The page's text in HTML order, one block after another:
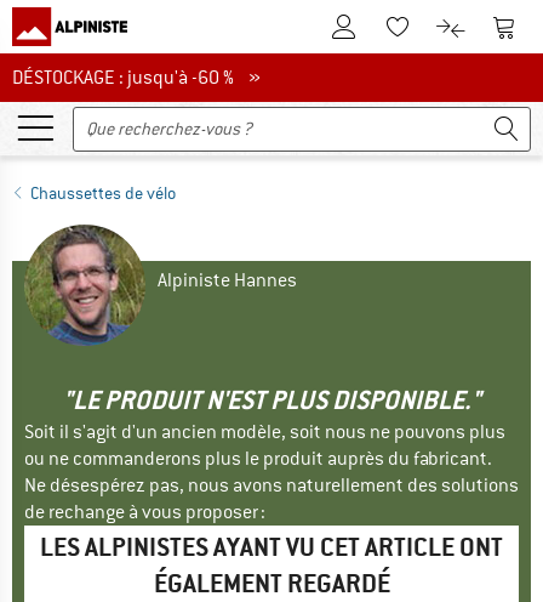
Vers le compte client
Vers la liste
Vers le
DÉSTOCKAGE : jusqu'à -60 %
DÉSTOCKAGE : jusqu'à -60 % »
Chaussettes de vélo
Alpiniste Hannes
"LE PRODUIT N'EST PLUS DISPONIBLE."
Soit il s'agit d'un ancien modèle, soit nous ne pouvons plus
ou ne commanderons plus le produit auprès du fabricant.
Ne désespérez pas, nous avons naturellement des solutions
de rechange à vous proposer :
LES ALPINISTES AYANT VU CET ARTICLE ONT
ÉGALEMENT REGARDÉ